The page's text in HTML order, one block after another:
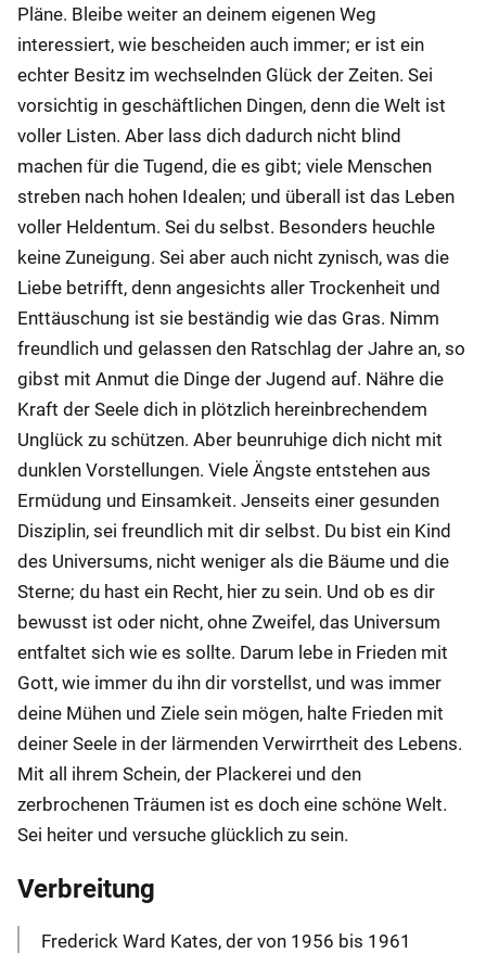
Pläne. Bleibe weiter an deinem eigenen Weg
interessiert, wie bescheiden auch immer; er ist ein
echter Besitz im wechselnden Glück der Zeiten. Sei
vorsichtig in geschäftlichen Dingen, denn die Welt ist
voller Listen. Aber lass dich dadurch nicht blind
machen für die Tugend, die es gibt; viele Menschen
streben nach hohen Idealen; und überall ist das Leben
voller Heldentum. Sei du selbst. Besonders heuchle
keine Zuneigung. Sei aber auch nicht zynisch, was die
Liebe betrifft, denn angesichts aller Trockenheit und
Enttäuschung ist sie beständig wie das Gras. Nimm
freundlich und gelassen den Ratschlag der Jahre an, so
gibst mit Anmut die Dinge der Jugend auf. Nähre die
Kraft der Seele dich in plötzlich hereinbrechendem
Unglück zu schützen. Aber beunruhige dich nicht mit
dunklen Vorstellungen. Viele Ängste entstehen aus
Ermüdung und Einsamkeit. Jenseits einer gesunden
Disziplin, sei freundlich mit dir selbst. Du bist ein Kind
des Universums, nicht weniger als die Bäume und die
Sterne; du hast ein Recht, hier zu sein. Und ob es dir
bewusst ist oder nicht, ohne Zweifel, das Universum
entfaltet sich wie es sollte. Darum lebe in Frieden mit
Gott, wie immer du ihn dir vorstellst, und was immer
deine Mühen und Ziele sein mögen, halte Frieden mit
deiner Seele in der lärmenden Verwirrtheit des Lebens.
Mit all ihrem Schein, der Plackerei und den
zerbrochenen Träumen ist es doch eine schöne Welt.
Sei heiter und versuche glücklich zu sein.
Verbreitung
Frederick Ward Kates, der von 1956 bis 1961